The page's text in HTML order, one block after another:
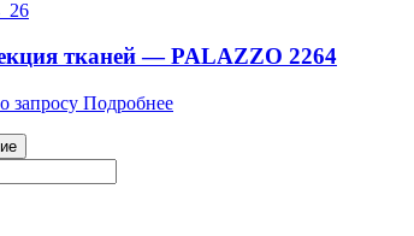
тканей — PALAZZO 2264
запросу Подробнее